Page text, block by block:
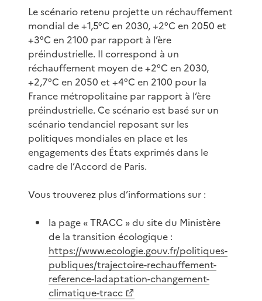
Le scénario retenu projette un réchauffement
mondial de +1,5°C en 2030, +2°C en 2050 et
+3°C en 2100 par rapport à l’ère
préindustrielle. Il correspond à un
réchauffement moyen de +2°C en 2030,
+2,7°C en 2050 et +4°C en 2100 pour la
France métropolitaine par rapport à l’ère
préindustrielle. Ce scénario est basé sur un
scénario tendanciel reposant sur les
politiques mondiales en place et les
engagements des États exprimés dans le
cadre de l’Accord de Paris.
Vous trouverez plus d’informations sur :
la page « TRACC » du site du Ministère
de la transition écologique :
https://www.ecologie.gouv.fr/politiques-
publiques/trajectoire-rechauffement-
reference-ladaptation-changement-
climatique-tracc